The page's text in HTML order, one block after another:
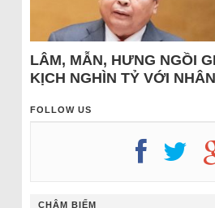
LÂM, MẪN, HƯNG NGỒI
KỊCH NGHÌN TỶ VỚI
FOLLOW US
CHÂM BIẾM